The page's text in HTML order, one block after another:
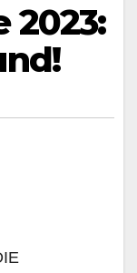
2023: